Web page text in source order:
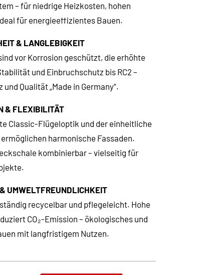
– für niedrige Heizkosten, hohen
für energieeffizientes Bauen.
& LANGLEBIGKEIT
vor Korrosion geschützt, die erhöhte
und Einbruchschutz bis RC2 –
Qualität „Made in Germany“.
& FLEXIBILITÄT
Classic-Flügeloptik und der einheitliche
harmonische Fassaden.
kombinierbar – vielseitig für
UMWELTFREUNDLICHKEIT
recycelbar und pflegeleicht. Hohe
CO₂-Emission – ökologisches und
mit langfristigem Nutzen.